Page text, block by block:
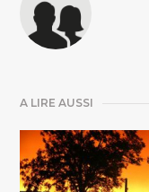
A LIRE AUSSI